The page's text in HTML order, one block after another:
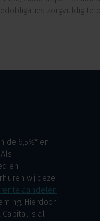
zorgvuldig
de 6,5%* en
en
wij deze
aandelen
Hierdoor
Capital is al